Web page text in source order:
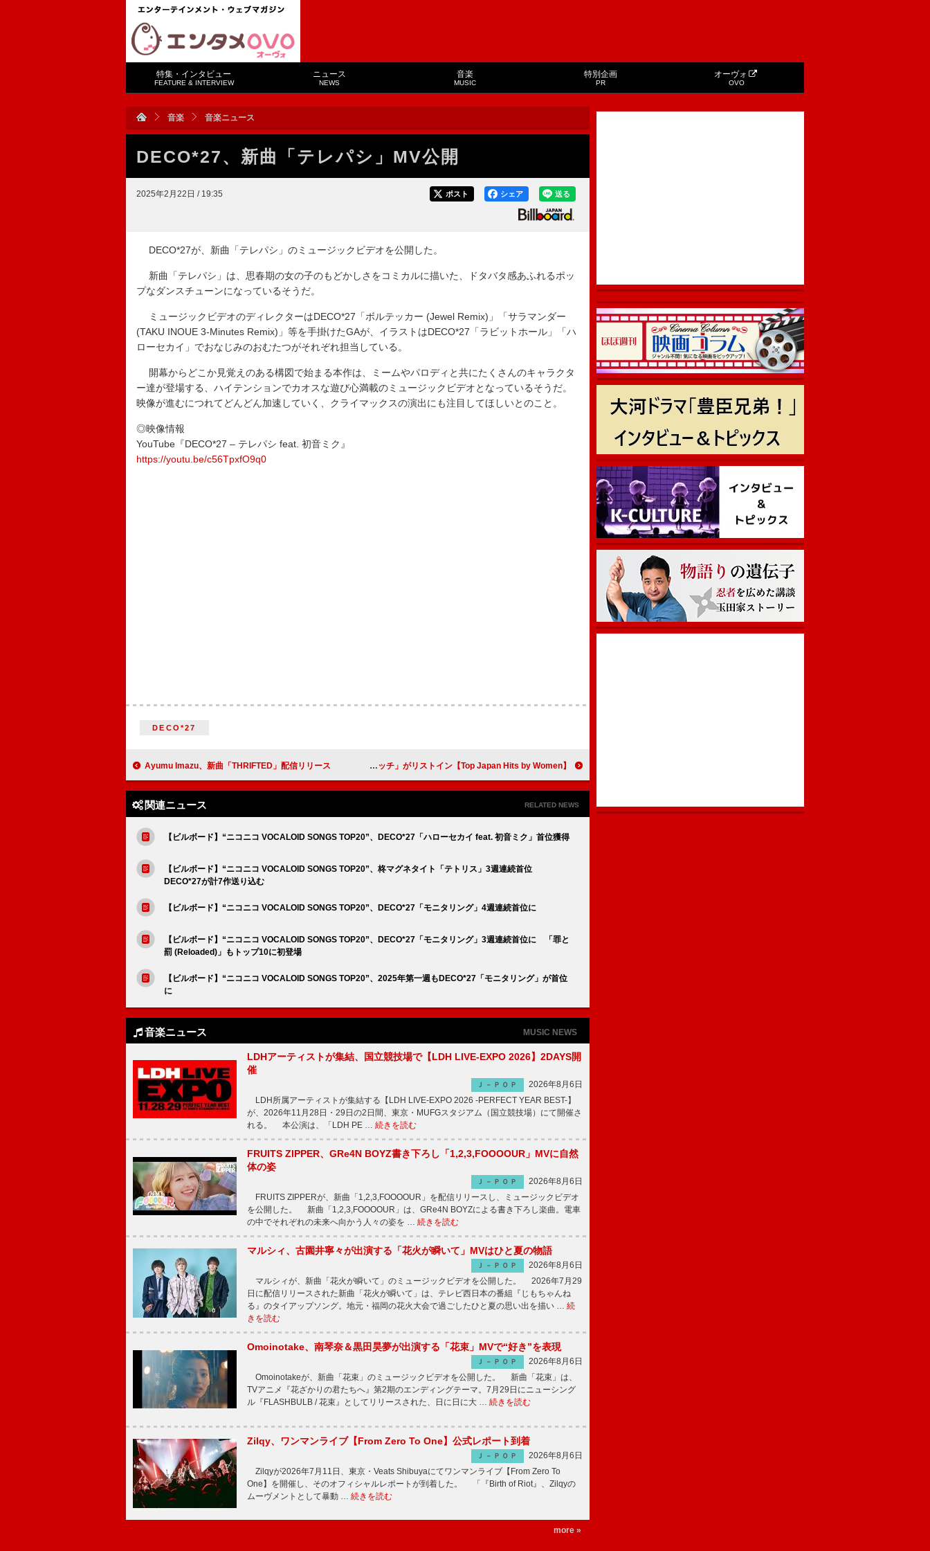
特集・インタビュー
FEATURE & INTERVIEW
ニュース
NEWS
音楽
MUSIC
特別企画
PR
オーヴォ
OVO
音楽 音楽ニュース
DECO*27、新曲「テレパシ」MV公開
2025年2月22日 / 19:35 送る
シェア
ポスト
DECO*27が、新曲「テレパシ」のミュージックビデオを公開した。
新曲「テレパシ」は、思春期の女の子のもどかしさをコミカルに描いた、ドタバタ感あふれるポッ
プなダンスチューンになっているそうだ。
ミュージックビデオのディレクターはDECO*27「ボルテッカー (Jewel Remix)」「サラマンダー
(TAKU INOUE 3-Minutes Remix)」等を手掛けたGAが、イラストはDECO*27「ラビットホール」「ハ
ローセカイ」でおなじみのおむたつがそれぞれ担当している。
開幕からどこか見覚えのある構図で始まる本作は、ミームやパロディと共にたくさんのキャラクタ
ー達が登場する、ハイテンションでカオスな遊び心満載のミュージックビデオとなっているそうだ。
映像が進むにつれてどんどん加速していく、クライマックスの演出にも注目してほしいとのこと。
◎映像情報
YouTube『DECO*27 – テレパシ feat. 初音ミク』
https://youtu.be/c56TpxfO9q0
DECO*27
Ayumu Imazu、新曲「THRIFTED」配信リリース 【Top Japan Hits by Women】映画ドラえもん主題歌、あいみょん「スケッチ」がリストイン
関連ニュース RELATED NEWS
【ビルボード】“ニコニコ VOCALOID SONGS TOP20”、DECO*27「ハローセカイ feat. 初音ミク」首位獲得
【ビルボード】“ニコニコ VOCALOID SONGS TOP20”、柊マグネタイト「テトリス」3週連続首位
DECO*27が計7作送り込む
【ビルボード】“ニコニコ VOCALOID SONGS TOP20”、DECO*27「モニタリング」4週連続首位に
【ビルボード】“ニコニコ VOCALOID SONGS TOP20”、DECO*27「モニタリング」3週連続首位に 「罪と
罰 (Reloaded)」もトップ10に初登場
【ビルボード】“ニコニコ VOCALOID SONGS TOP20”、2025年第一週もDECO*27「モニタリング」が首位
に
音楽ニュース MUSIC NEWS
LDHアーティストが集結、国立競技場で【LDH LIVE-EXPO 2026】2DAYS開
催
Ｊ－ＰＯＰ
2026年8月6日
LDH所属アーティストが集結する【LDH LIVE-EXPO 2026 -PERFECT YEAR BEST-】
が、2026年11月28日・29日の2日間、東京・MUFGスタジアム（国立競技場）にて開催さ
れる。 本公演は、「LDH PE … 続きを読む
FRUITS ZIPPER、GRe4N BOYZ書き下ろし「1,2,3,FOOOOUR」MVに自然
体の姿
Ｊ－ＰＯＰ
2026年8月6日
FRUITS ZIPPERが、新曲「1,2,3,FOOOOUR」を配信リリースし、ミュージックビデオ
を公開した。 新曲「1,2,3,FOOOOUR」は、GRe4N BOYZによる書き下ろし楽曲。電車
の中でそれぞれの未来へ向かう人々の姿を … 続きを読む
マルシィ、古園井寧々が出演する「花火が瞬いて」MVはひと夏の物語
Ｊ－ＰＯＰ
2026年8月6日
マルシィが、新曲「花火が瞬いて」のミュージックビデオを公開した。 2026年7月29
日に配信リリースされた新曲「花火が瞬いて」は、テレビ西日本の番組『じもちゃんね
る』のタイアップソング。地元・福岡の花火大会で過ごしたひと夏の思い出を描い … 続
きを読む
Omoinotake、南琴奈＆黒田昊夢が出演する「花束」MVで“好き”を表現
Ｊ－ＰＯＰ
2026年8月6日
Omoinotakeが、新曲「花束」のミュージックビデオを公開した。 新曲「花束」は、
TVアニメ『花ざかりの君たちへ』第2期のエンディングテーマ。7月29日にニューシング
ル『FLASHBULB / 花束』としてリリースされた、日に日に大 … 続きを読む
Zilqy、ワンマンライブ【From Zero To One】公式レポート到着
Ｊ－ＰＯＰ
2026年8月6日
Zilqyが2026年7月11日、東京・Veats Shibuyaにてワンマンライブ【From Zero To
One】を開催し、そのオフィシャルレポートが到着した。 「『Birth of Riot』、Zilqyの
ムーヴメントとして暴動 … 続きを読む
more »